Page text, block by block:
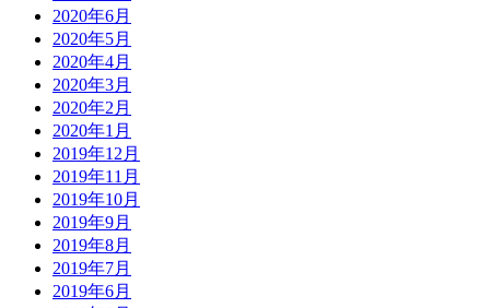
2020年6月
2020年5月
2020年4月
2020年3月
2020年2月
2020年1月
2019年12月
2019年11月
2019年10月
2019年9月
2019年8月
2019年7月
2019年6月